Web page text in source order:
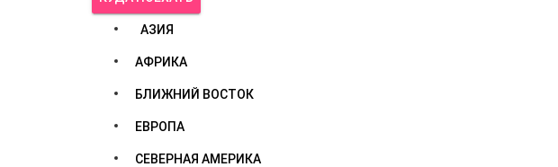
АЗИЯ
АФРИКА
БЛИЖНИЙ ВОСТОК
ЕВРОПА
СЕВЕРНАЯ АМЕРИКА